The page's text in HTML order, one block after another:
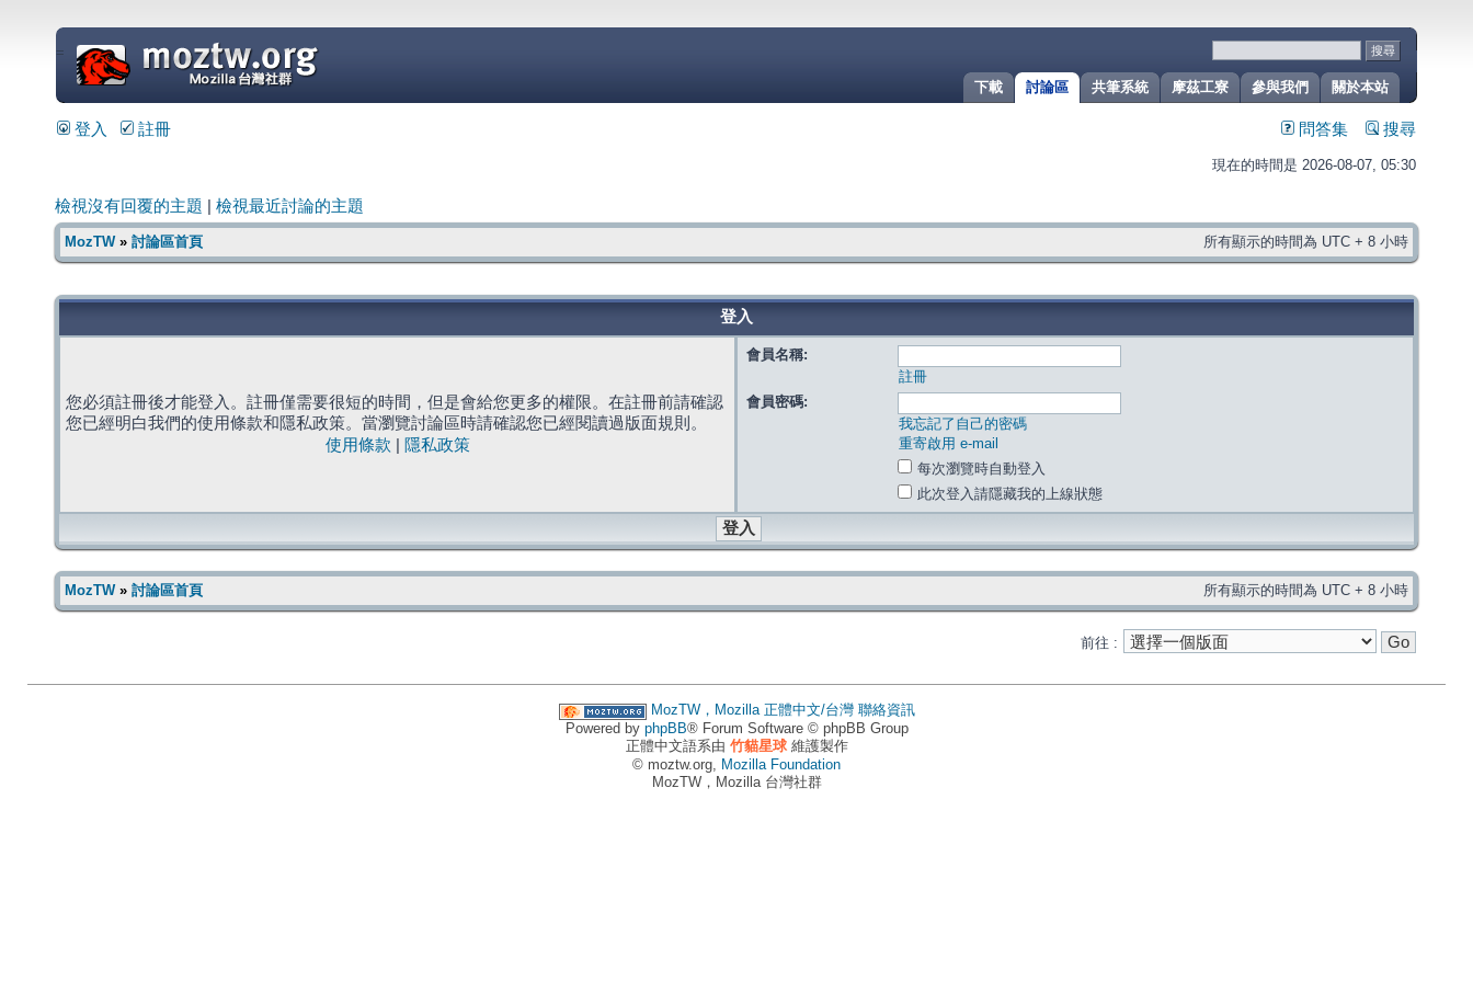
關於本站
參與我們
摩茲工寮
共筆系統
討論區
下載
=
登入 註冊 問答集 搜尋
現在的時間是 2026-08-07, 05:30
檢視沒有回覆的主題 檢視最近討論的主題
MozTW» 討論區首頁 所有顯示的時間為 UTC + 8 小時
登入
您必須註冊後才能登入。註冊僅需要很短的時間，但是會給您更多的權限。在註冊前請確認
您已經明白我們的使用條款和隱私政策。當瀏覽討論區時請確認您已經閱讀過版面規則。
使用條款
隱私政策
會員名稱:
註冊
會員密碼:
我忘記了自己的密碼
重寄啟用 e-mail
每次瀏覽時自動登入
此次登入請隱藏我的上線狀態
MozTW» 討論區首頁 所有顯示的時間為 UTC + 8 小時
前往 :
MozTW，Mozilla 正體中文/台灣 聯絡資訊
Powered by phpBB® Forum Software © phpBB Group
正體中文語系由 竹貓星球維護製作
© moztw.org, Mozilla Foundation
MozTW，Mozilla 台灣社群